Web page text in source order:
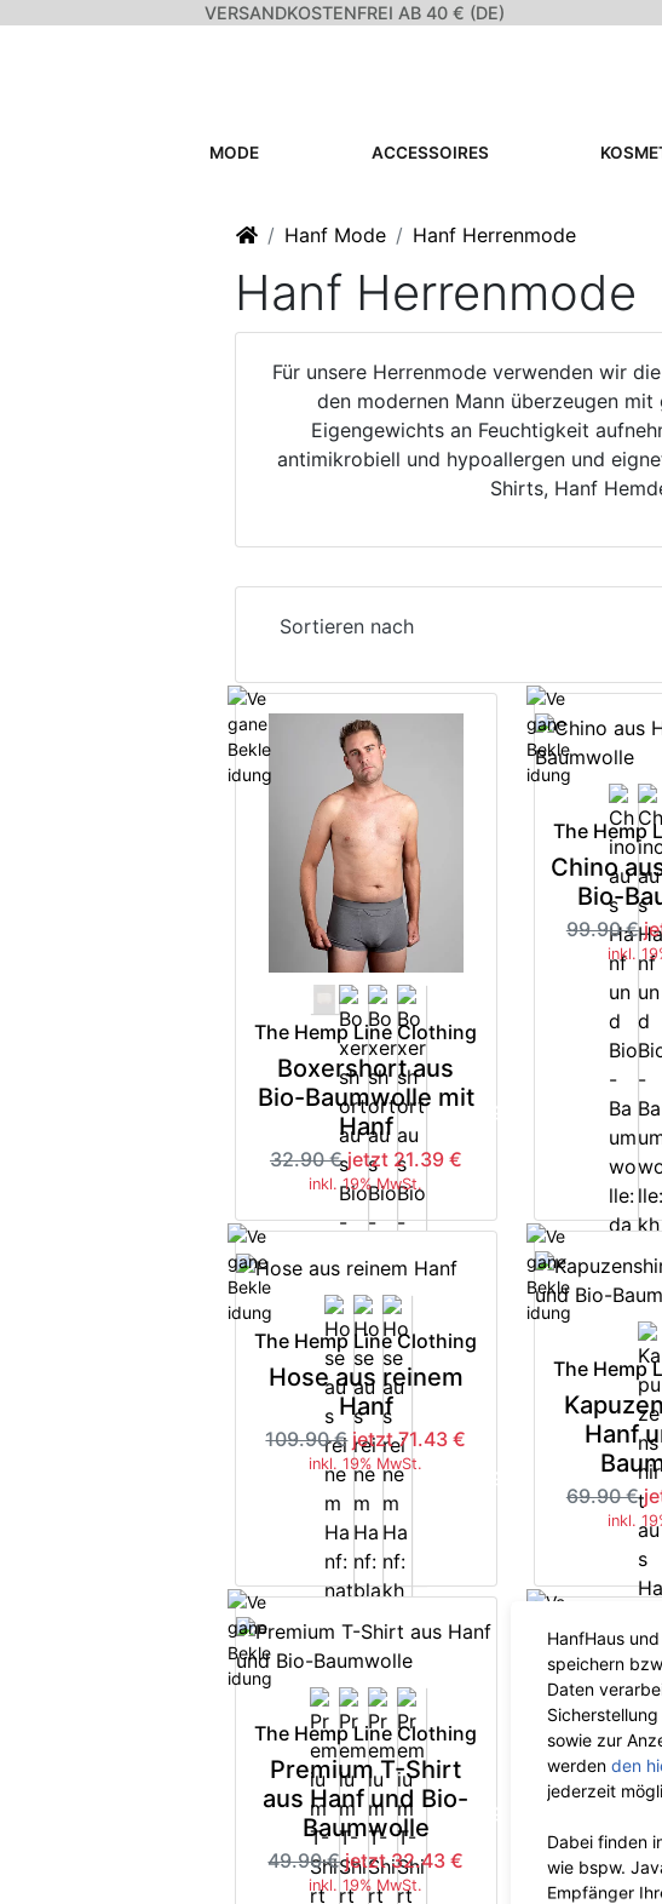
VERSANDKOSTENFREI AB 40 € (DE)
MODE ACCESSOIRES
Startseite
Hanf Mode Hanf Herrenmode
Hanf Herrenmode
Für unsere Herrenmode verwenden wir
den modernen Mann überzeugen
Eigengewichts an Feuchtigkeit
antimikrobiell und hypoallergen und
Shirts, Hanf
Sortieren nach
The Hemp Line Clothing
Boxershort aus
Bio-Baumwolle mit
Hanf
32.90 € jetzt 21.39 €
inkl. 19% MwSt.
-35%
The Hemp
Chino
Bio-
99.90 €
inkl.
The Hemp Line Clothing
Hose aus reinem
Hanf
109.90 € jetzt 71.43 €
inkl. 19% MwSt.
-35%
The Hemp
Hanf
69.90 €
inkl.
The Hemp Line Clothing
Premium T-Shirt
aus Hanf und Bio-
Baumwolle
49.90 € jetzt 32.43 €
inkl. 19% MwSt.
-35%
The Hemp
Shorts
79.90 €
HanfHaus
speichern
Daten
sowie zur
werden den
jederzeit
Dabei finden
wie bspw.
Empfänger